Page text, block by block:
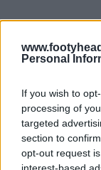
Personal
If you wish to
processing of
targeted
section to
opt-out request